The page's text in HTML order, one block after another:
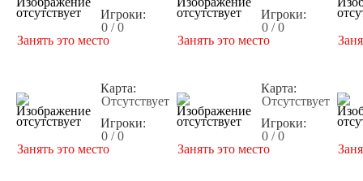
Игроки:
0 / 0
Занять это место
Игроки:
0 / 0
Занять это место
Карта:
Отсутствует
Игроки:
0 / 0
Занять это место
Карта:
Отсутствует
Игроки:
0 / 0
Занять это место